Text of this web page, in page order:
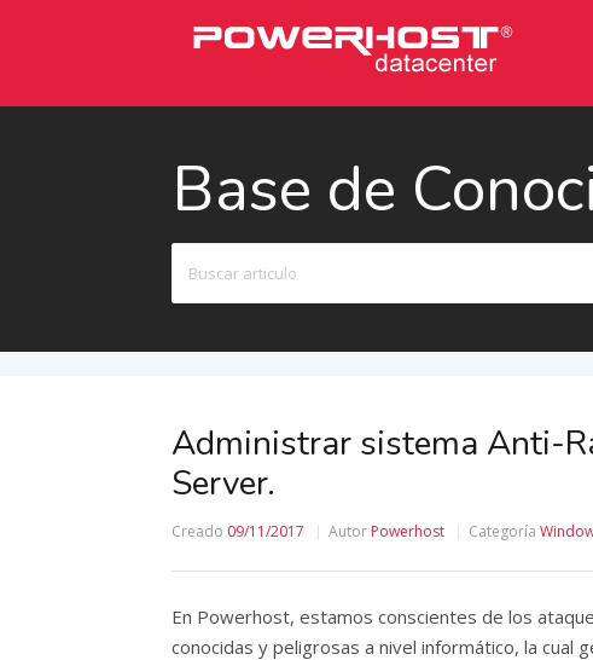
Base de
Administrar sistema Anti-
Server.
Creado 09/11/2017 Autor Powerhost Categoría
En Powerhost, estamos conscientes de los
conocidas y peligrosas a nivel informático, la cual